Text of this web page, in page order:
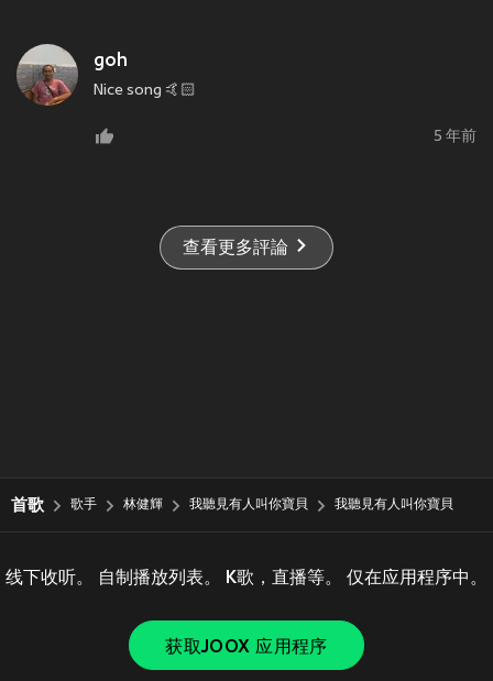
goh
Nice song 🤙🏻
5 年前
查看更多評論
首歌 歌手 林健輝 我聽見有人叫你寶貝 我聽見有人叫你寶貝
线下收听。 自制播放列表。 K歌，直播等。 仅在应用程序中。
获取JOOX 应用程序